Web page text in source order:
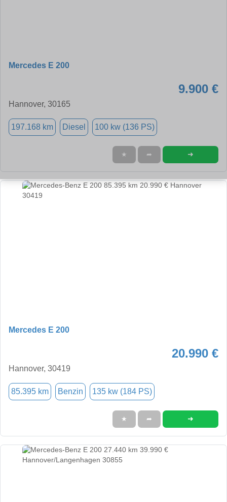
Mercedes E 200
9.900 €
Hannover, 30165
197.168 km Diesel 100 kw (136 PS)
★ ➦ ➜
Mercedes E 200
20.990 €
Hannover, 30419
85.395 km Benzin 135 kw (184 PS)
★ ➦ ➜